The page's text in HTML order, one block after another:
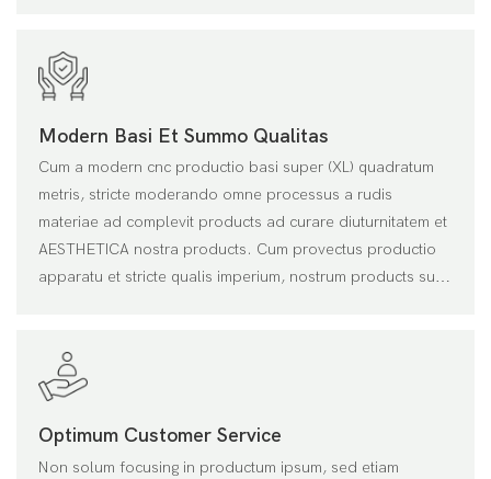
customized ratio solutions in specie et developed ad
system solutions specifically tailored ad eorum
Modern Basi Et Summo Qualitas
Cum a modern cnc productio basi super (XL) quadratum
metris, stricte moderando omne processus a rudis
materiae ad complevit products ad curare diuturnitatem et
AESTHETICA nostra products. Cum provectus productio
apparatu et stricte qualis imperium, nostrum products sunt
customers
Optimum Customer Service
Non solum focusing in productum ipsum, sed etiam